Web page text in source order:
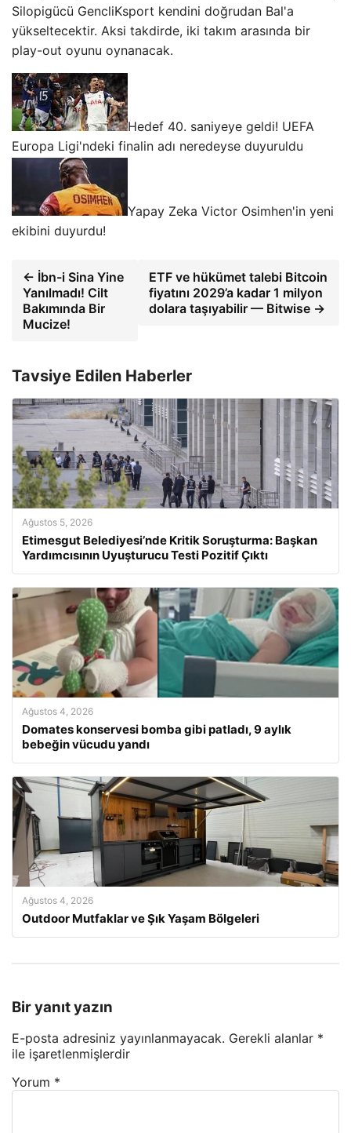
Silopigücü GencliKsport kendini doğrudan Bal'a
yükseltecektir. Aksi takdirde, iki takım arasında bir
play-out oyunu oynanacak.
Hedef 40. saniyeye geldi! UEFA
Europa Ligi'ndeki finalin adı neredeyse duyuruldu
Yapay Zeka Victor Osimhen'in yeni
ekibini duyurdu!
← İbn-i Sina Yine
Yanılmadı! Cilt
Bakımında Bir
Mucize!
ETF ve hükümet talebi Bitcoin
fiyatını 2029’a kadar 1 milyon
dolara taşıyabilir — Bitwise →
Tavsiye Edilen Haberler
Ağustos 5, 2026
Etimesgut Belediyesi’nde Kritik Soruşturma: Başkan
Yardımcısının Uyuşturucu Testi Pozitif Çıktı
Ağustos 4, 2026
Domates konservesi bomba gibi patladı, 9 aylık
bebeğin vücudu yandı
Ağustos 4, 2026
Outdoor Mutfaklar ve Şık Yaşam Bölgeleri
Bir yanıt yazın
E-posta adresiniz yayınlanmayacak. Gerekli alanlar *
ile işaretlenmişlerdir
Yorum *